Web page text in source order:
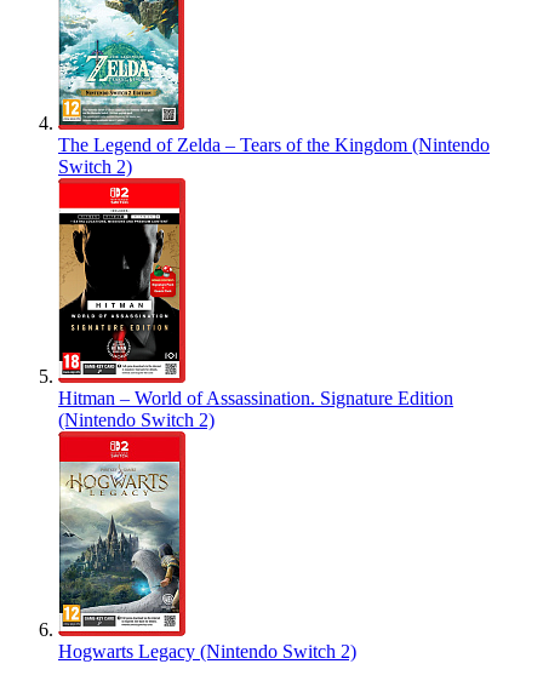
The Legend of Zelda – Tears of the Kingdom (Nintendo
Switch 2)
Hitman – World of Assassination. Signature Edition
(Nintendo Switch 2)
Hogwarts Legacy (Nintendo Switch 2)